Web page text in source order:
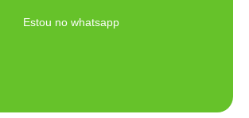
Estou no whatsapp
Ligue Agora!